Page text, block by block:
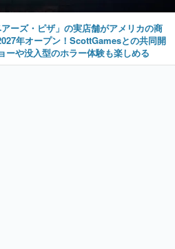
ーズ・ピザ」の実店舗がアメリカの商
年オープン！ScottGamesとの共同開
ーや没入型のホラー体験も楽しめる